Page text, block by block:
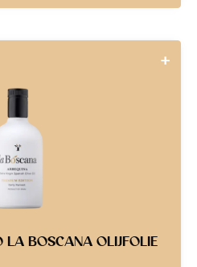
LA BOSCANA OLIJFOLIE